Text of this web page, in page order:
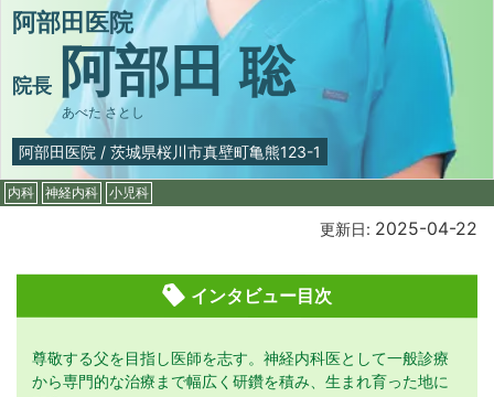
阿部田医院
院長 阿部田 聡
あべた さとし
阿部田医院 / 茨城県桜川市真壁町亀熊123-1
内科 神経内科 小児科
更新日: 2025-04-22
インタビュー目次
尊敬する父を目指し医師を志す。神経内科医として一般診療
から専門的な治療まで幅広く研鑽を積み、生まれ育った地に